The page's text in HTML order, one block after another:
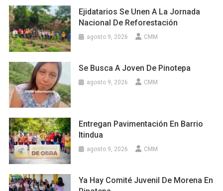
Ejidatarios Se Unen A La Jornada
Nacional De Reforestación
agosto 9, 2026 CMM
Se Busca A Joven De Pinotepa
agosto 9, 2026 CMM
Entregan Pavimentación En Barrio
Itindua
agosto 9, 2026 CMM
Ya Hay Comité Juvenil De Morena En